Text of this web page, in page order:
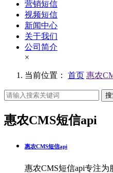
营销短信
视频短信
新闻中心
关于我们
公司简介
×
当前位置： 首页 惠农
惠农CMS短信api
惠农CMS短信api
惠农CMS短信api专注